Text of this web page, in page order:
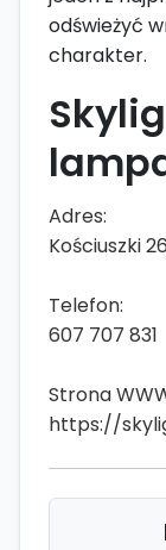
odświeżyć
charakter.
Adres:
Kościuszki
Telefon:
607 707 831
Strona
https://